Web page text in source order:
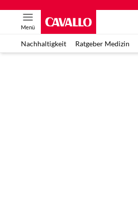
Menü
Nachhaltigkeit Ratgeber Medizin